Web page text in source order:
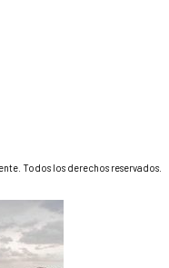
Todos los derechos reservados.